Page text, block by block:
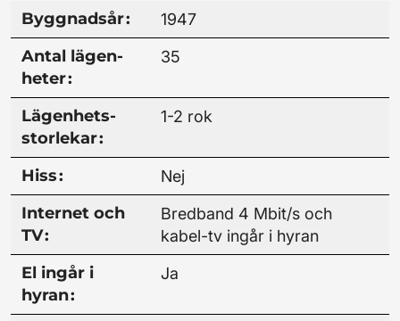
Byggnads­år: 1947
Antal lägen­
heter:
35
Lägenhets­
storlekar:
1-2 rok
Hiss: Nej
Internet och
TV:
Bredband 4 Mbit/s och
kabel-tv ingår i hyran
El ingår i
hyran:
Ja